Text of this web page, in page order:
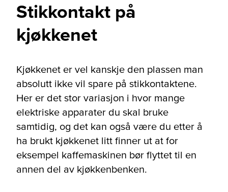
Stikkontakt på
kjøkkenet
Kjøkkenet er vel kanskje den plassen man
absolutt ikke vil spare på stikkontaktene.
Her er det stor variasjon i hvor mange
elektriske apparater du skal bruke
samtidig, og det kan også være du etter å
ha brukt kjøkkenet litt finner ut at for
eksempel kaffemaskinen bør flyttet til en
annen del av kjøkkenbenken.